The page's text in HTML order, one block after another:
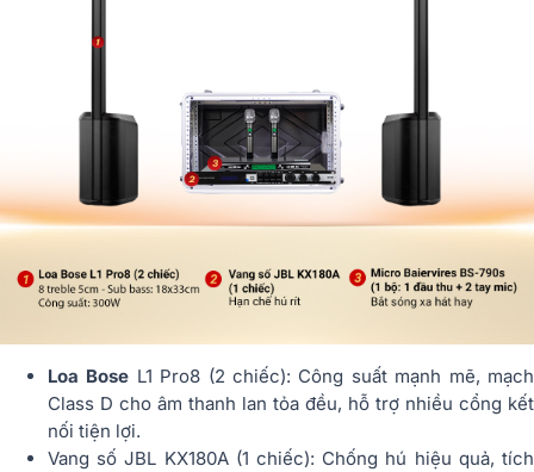
Loa Bose L1 Pro8 (2 chiếc): Công suất mạnh mẽ, mạch
Class D cho âm thanh lan tỏa đều, hỗ trợ nhiều cổng kết
nối tiện lợi.
Vang số JBL KX180A (1 chiếc): Chống hú hiệu quả, tích